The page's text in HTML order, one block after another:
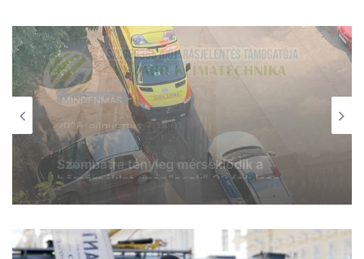
MINDENMÁS
2026, augusztus 7. 17:26
Folytatódik az éjszakai permetezés
Szegeden – mutatjuk, mire kell figyelni